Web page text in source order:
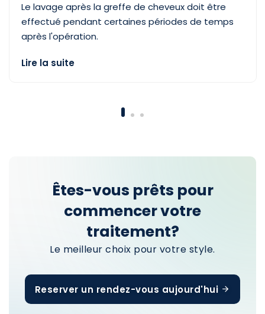
Le lavage après la greffe de cheveux doit être
effectué pendant certaines périodes de temps
après l'opération.
Lire la suite
Êtes-vous prêts pour
commencer votre
traitement?
Le meilleur choix pour votre style.
Reserver un rendez-vous aujourd'hui